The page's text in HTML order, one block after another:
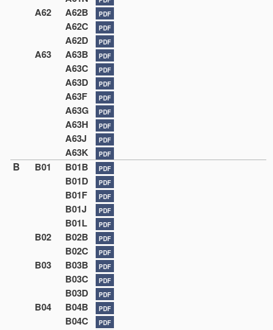
A62 A62B PDF
A62C PDF
A62D PDF
A63 A63B PDF
A63C PDF
A63D PDF
A63F PDF
A63G PDF
A63H PDF
A63J PDF
A63K PDF
B B01 B01B PDF
B01D PDF
B01F PDF
B01J PDF
B01L PDF
B02 B02B PDF
B02C PDF
B03 B03B PDF
B03C PDF
B03D PDF
B04 B04B PDF
B04C PDF